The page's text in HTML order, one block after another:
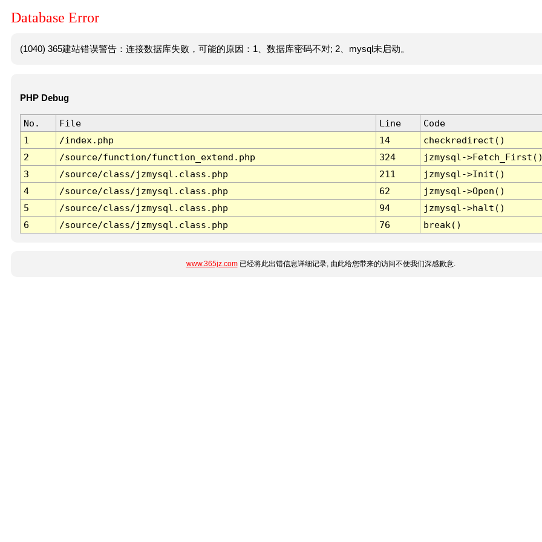
Database Error
(1040) 365建站错误警告：连接数据库失败，可能的原因：1、数据库密码不对; 2、mysql未启动。
PHP Debug
No. File Line
Code
1
/index.php 14
checkredirect()
2
/source/function/function_extend.php 324
jzmysql-
3
/source/class/jzmysql.class.php 211
jzmysql->Init()
4
/source/class/jzmysql.class.php 62
jzmysql->Open()
5
/source/class/jzmysql.class.php 94
jzmysql->halt()
6
/source/class/jzmysql.class.php 76 break()
www.365jz.com已经将此出错信息详细记录, 由此给您带来的访问不便我们深感歉意.